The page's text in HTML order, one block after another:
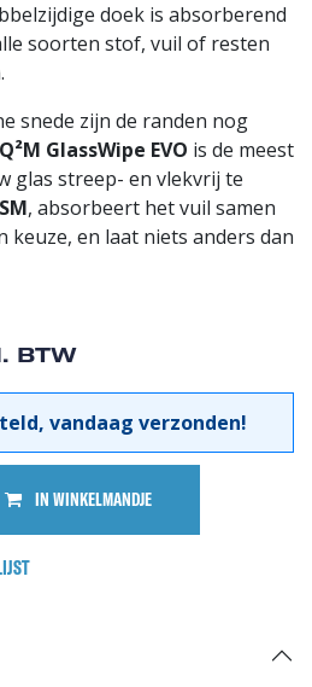
doek is absorberend
soorten stof, vuil of resten
snede zijn de randen nog
Q²M GlassWipe EVO is de meest
glas streep- en vlekvrij te
, absorbeert het vuil samen
keuze, en laat niets anders dan
BTW
vandaag verzonden!
IN WINKELMANDJE